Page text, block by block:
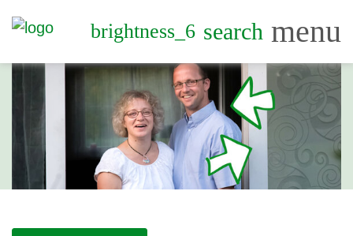
brightness_6 search menu